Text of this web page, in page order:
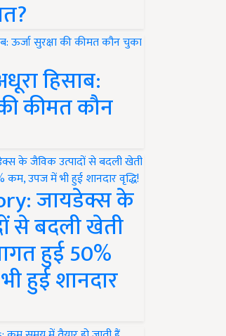
हिसाब:
कीमत कौन
जायडेक्स के
से बदली खेती
हुई 50%
हुई शानदार